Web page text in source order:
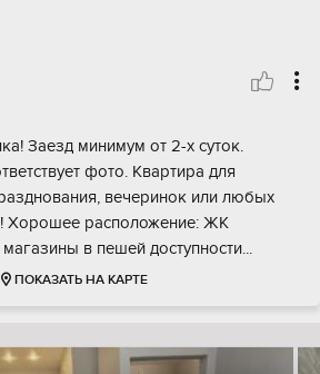
Заезд минимум от 2-х суток.
фото. Квартира для
вечеринок или любых
Хорошее расположение: ЖК
в пешей доступности...
ПОКАЗАТЬ НА КАРТЕ